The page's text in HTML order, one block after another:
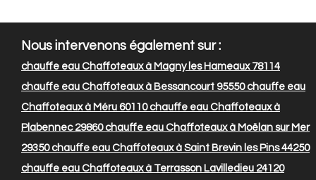
Nous intervenons également sur :
chauffe eau Chaffoteaux à Magny les Hameaux 78114
chauffe eau Chaffoteaux à Bessancourt 95550chauffe eau
Chaffoteaux à Méru 60110chauffe eau Chaffoteaux à
Plabennec 29860chauffe eau Chaffoteaux à Moëlan sur Mer
29350chauffe eau Chaffoteaux à Saint Brevin les Pins 44250
chauffe eau Chaffoteaux à Terrasson Lavilledieu 24120